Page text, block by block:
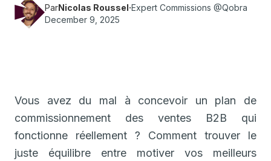
ParNicolas Roussel·Expert Commissions @Qobra
December 9, 2025
Vous avez du mal à concevoir un plan de
commissionnement des ventes B2B qui
fonctionne réellement ? Comment trouver le
juste équilibre entre motiver vos meilleurs